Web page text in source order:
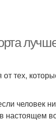
тех,
человек
настоящем